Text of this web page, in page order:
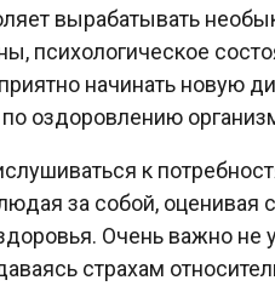
вырабатывать
психологическое
начинать новую
оздоровлению
к
за собой,
Очень важно не
страхам